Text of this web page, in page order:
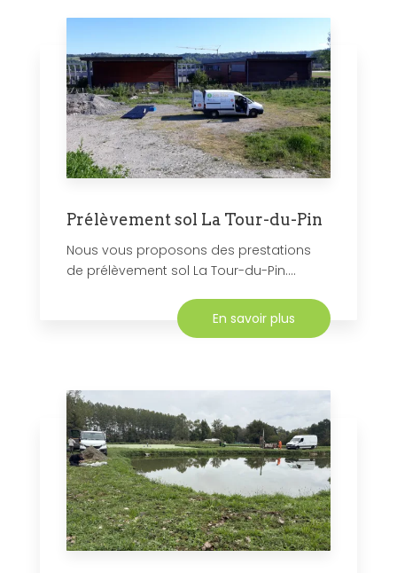
Prélèvement sol La Tour-du-Pin
Nous vous proposons des prestations
de prélèvement sol La Tour-du-Pin....
En savoir plus